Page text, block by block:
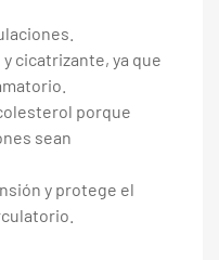
cicatrizante, ya que
porque
sean
y protege el